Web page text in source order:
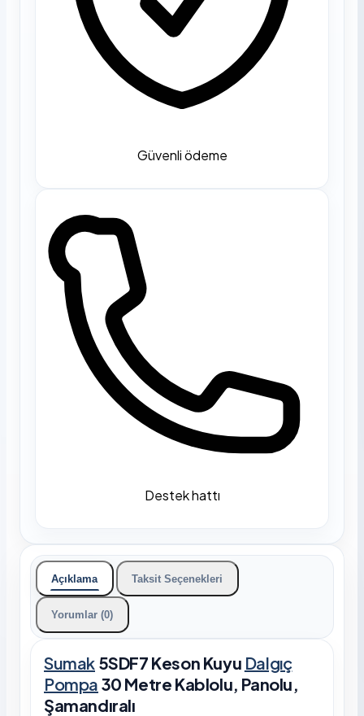
Güvenli ödeme
Destek hattı
Açıklama Taksit Seçenekleri
Yorumlar (0)
Sumak 5SDF7 Keson Kuyu Dalgıç
Pompa 30 Metre Kablolu, Panolu,
Şamandıralı